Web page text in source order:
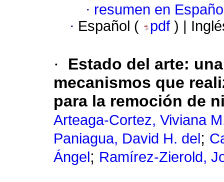
· resumen en
· Español ( pdf ) |
·
Estado del arte:
mecanismos que
para la remoción de
Arteaga-Cortez, Viviana
Paniagua, David H. del ;
Ángel ; Ramírez-Zierold,